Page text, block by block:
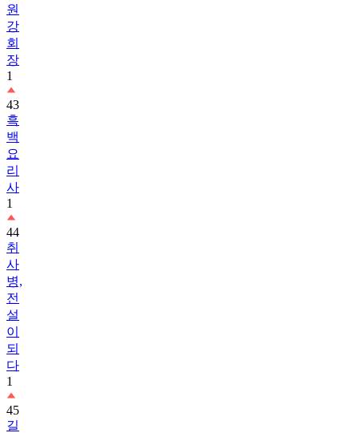
원
강
회
장
1
43
흑
백
요
리
사
1
44
취
사
병,
전
설
이
되
다
1
45
길